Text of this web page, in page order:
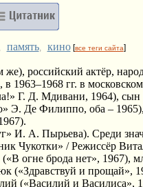
память, кино[все теги сайта]
российский актёр,
гг. в
Г. Д. Мдивани, 1964),
Э. Де Филиппо, оба –
И. А. Пырьева). Среди
Чукотки» / Режиссёр
огне брода нет», 1967),
(«Здравствуй и прощай»,
(«Василий и Василиса»,